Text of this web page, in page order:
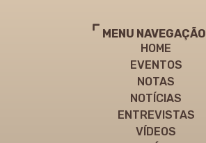
MENU NAVEGAÇÃO
HOME
EVENTOS
NOTAS
NOTÍCIAS
ENTREVISTAS
VÍDEOS